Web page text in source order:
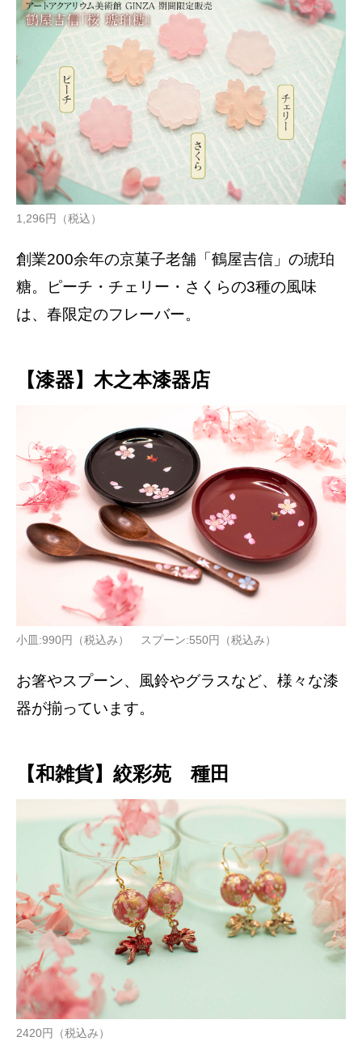
1,296円（税込）
創業200余年の京菓子老舗「鶴屋吉信」の琥珀
糖。ピーチ・チェリー・さくらの3種の風味
は、春限定のフレーバー。
【漆器】木之本漆器店
小皿:990円（税込み） スプーン:550円（税込み）
お箸やスプーン、風鈴やグラスなど、様々な漆
器が揃っています。
【和雑貨】絞彩苑 種田
2420円（税込み）